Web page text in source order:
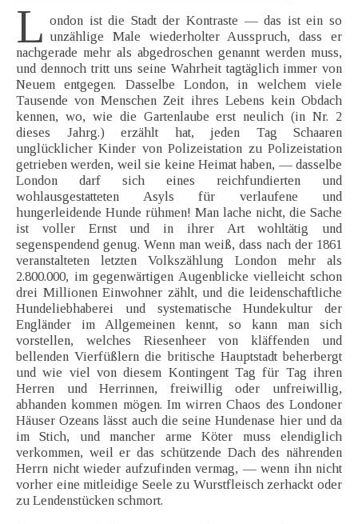
L ondon ist die Stadt der Kontraste — das ist ein so
unzählige Male wiederholter Ausspruch, dass er
nachgerade mehr als abgedroschen genannt werden muss,
und dennoch tritt uns seine Wahrheit tagtäglich immer von
Neuem entgegen. Dasselbe London, in welchem viele
Tausende von Menschen Zeit ihres Lebens kein Obdach
kennen, wo, wie die Gartenlaube erst neulich (in Nr. 2
dieses Jahrg.) erzählt hat, jeden Tag Schaaren
unglücklicher Kinder von Polizeistation zu Polizeistation
getrieben werden, weil sie keine Heimat haben, — dasselbe
London darf sich eines reichfundierten und
wohlausgestatteten Asyls für verlaufene und
hungerleidende Hunde rühmen! Man lache nicht, die Sache
ist voller Ernst und in ihrer Art wohltätig und
segenspendend genug. Wenn man weiß, dass nach der 1861
veranstalteten letzten Volkszählung London mehr als
2.800.000, im gegenwärtigen Augenblicke vielleicht schon
drei Millionen Einwohner zählt, und die leidenschaftliche
Hundeliebhaberei und systematische Hundekultur der
Engländer im Allgemeinen kennt, so kann man sich
vorstellen, welches Riesenheer von kläffenden und
bellenden Vierfüßlern die britische Hauptstadt beherbergt
und wie viel von diesem Kontingent Tag für Tag ihren
Herren und Herrinnen, freiwillig oder unfreiwillig,
abhanden kommen mögen. Im wirren Chaos des Londoner
Häuser Ozeans lässt auch die seine Hundenase hier und da
im Stich, und mancher arme Köter muss elendiglich
verkommen, weil er das schützende Dach des nährenden
Herrn nicht wieder aufzufinden vermag, — wenn ihn nicht
vorher eine mitleidige Seele zu Wurstfleisch zerhackt oder
zu Lendenstücken schmort.